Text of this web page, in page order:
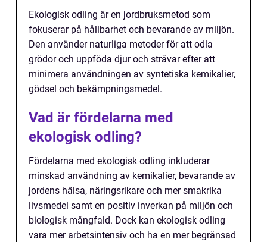
Ekologisk odling är en jordbruksmetod som
fokuserar på hållbarhet och bevarande av miljön.
Den använder naturliga metoder för att odla
grödor och uppföda djur och strävar efter att
minimera användningen av syntetiska kemikalier,
gödsel och bekämpningsmedel.
Vad är fördelarna med
ekologisk odling?
Fördelarna med ekologisk odling inkluderar
minskad användning av kemikalier, bevarande av
jordens hälsa, näringsrikare och mer smakrika
livsmedel samt en positiv inverkan på miljön och
biologisk mångfald. Dock kan ekologisk odling
vara mer arbetsintensiv och ha en mer begränsad